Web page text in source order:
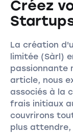
Créez
La création
limitée (Sàrl)
passionnante
article, nous
associés à la
frais initiaux
couvrirons
plus attendre,